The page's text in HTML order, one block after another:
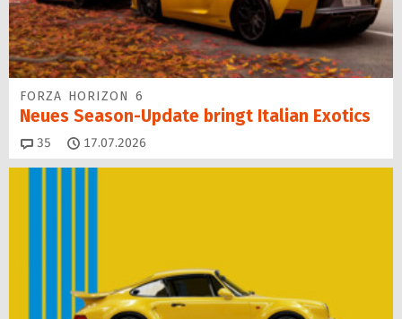
FORZA HORIZON 6
Neues Season-Update bringt Italian Exotics
35 Kommentare
17.07.2026